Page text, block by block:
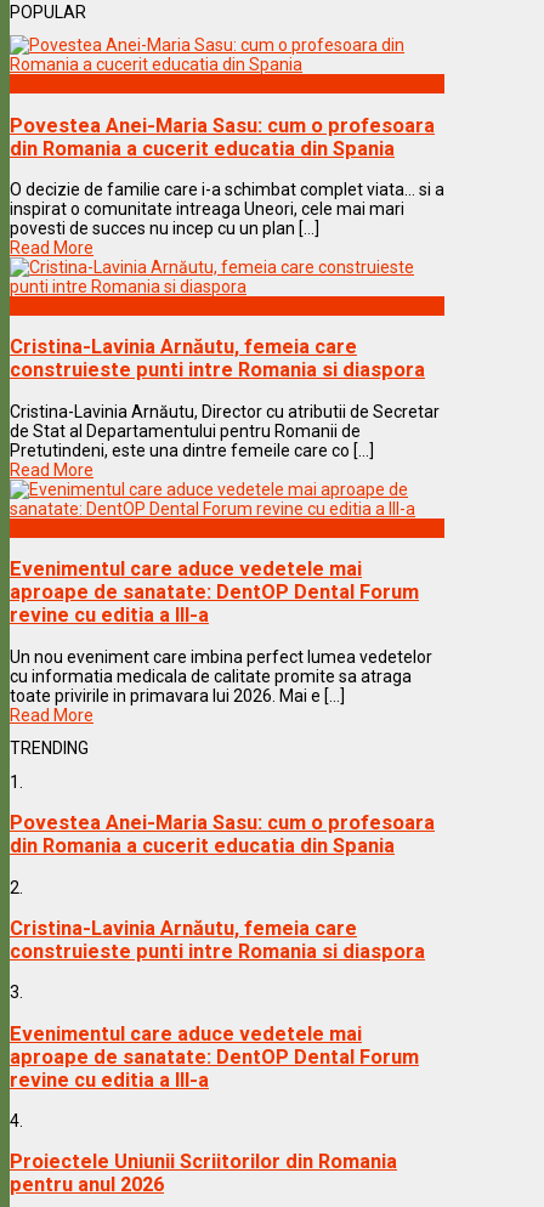
POPULAR
Povestea Anei-Maria Sasu: cum o profesoara
din Romania a cucerit educatia din Spania
O decizie de familie care i-a schimbat complet viata… si a
inspirat o comunitate intreaga Uneori, cele mai mari
povesti de succes nu incep cu un plan [...]
Read More
Cristina-Lavinia Arnăutu, femeia care
construieste punti intre Romania si diaspora
Cristina-Lavinia Arnăutu, Director cu atributii de Secretar
de Stat al Departamentului pentru Romanii de
Pretutindeni, este una dintre femeile care co [...]
Read More
Evenimentul care aduce vedetele mai
aproape de sanatate: DentOP Dental Forum
revine cu editia a III-a
Un nou eveniment care imbina perfect lumea vedetelor
cu informatia medicala de calitate promite sa atraga
toate privirile in primavara lui 2026. Mai e [...]
Read More
TRENDING
1.
Povestea Anei-Maria Sasu: cum o profesoara
din Romania a cucerit educatia din Spania
2.
Cristina-Lavinia Arnăutu, femeia care
construieste punti intre Romania si diaspora
3.
Evenimentul care aduce vedetele mai
aproape de sanatate: DentOP Dental Forum
revine cu editia a III-a
4.
Proiectele Uniunii Scriitorilor din Romania
pentru anul 2026